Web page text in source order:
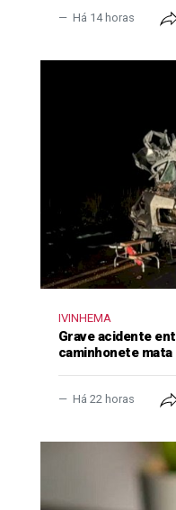
Há 14 horas
IVINHEMA
Grave acidente
caminhonete mata
Há 22 horas